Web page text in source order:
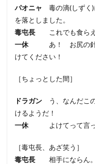
パオニャ 毒の滴(しずく)
を落としました。
毒屯長 これでも食らえ
一休あ！ お尻の針か
けてください！
［ちょっとした間］
ドラガン う、なんだこ
けるようだ！
一休よけてって言っ
［毒屯長、あざ笑う］
毒屯長 相手にならん。